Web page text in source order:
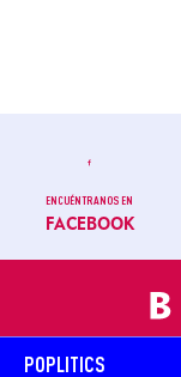
ENCUÉNTRANOS EN
FACEBOOK
POPLITICS